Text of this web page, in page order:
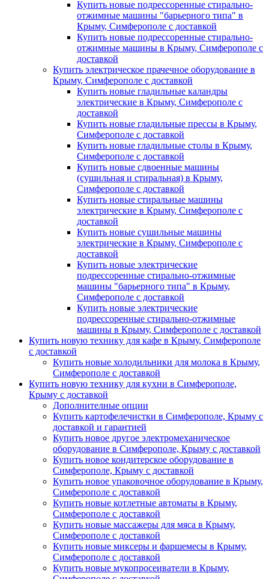
Купить новые подрессоренные стирально-
отжимные машины "барьерного типа" в
Крыму, Симферополе с доставкой
Купить новые подрессоренные стирально-
отжимные машины в Крыму, Симферополе с
доставкой
Купить электрическое прачечное оборудование в
Крыму, Симферополе с доставкой
Купить новые гладильные каландры
электрические в Крыму, Симферополе с
доставкой
Купить новые гладильные прессы в Крыму,
Симферополе с доставкой
Купить новые гладильные столы в Крыму,
Симферополе с доставкой
Купить новые сдвоенные машины
(сушильная и стиральная) в Крыму,
Симферополе с доставкой
Купить новые стиральные машины
электрические в Крыму, Симферополе с
доставкой
Купить новые сушильные машины
электрические в Крыму, Симферополе с
доставкой
Купить новые электрические
подрессоренные стирально-отжимные
машины "барьерного типа" в Крыму,
Симферополе с доставкой
Купить новые электрические
подрессоренные стирально-отжимные
машины в Крыму, Симферополе с доставкой
Купить новую технику для кафе в Крыму, Симферополе
с доставкой
Купить новые холодильники для молока в Крыму,
Симферополе с доставкой
Купить новую технику для кухни в Симферополе,
Крыму с доставкой
Дополнителные опции
Купить картофелечистки в Симферополе, Крыму с
доставкой и гарантией
Купить новое другое электромеханическое
оборудование в Симферополе, Крыму с доставкой
Купить новое кондитерское оборудование в
Симферополе, Крыму с доставкой
Купить новое упаковочное оборудование в Крыму,
Симферополе с доставкой
Купить новые котлетные автоматы в Крыму,
Симферополе с доставкой
Купить новые массажеры для мяса в Крыму,
Симферополе с доставкой
Купить новые миксеры и фаршемесы в Крыму,
Симферополе с доставкой
Купить новые мукопросеиватели в Крыму,